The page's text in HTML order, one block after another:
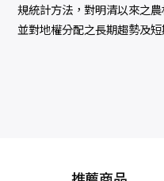
規統計方法，對明清以來之
並對地權分配之長期趨勢及